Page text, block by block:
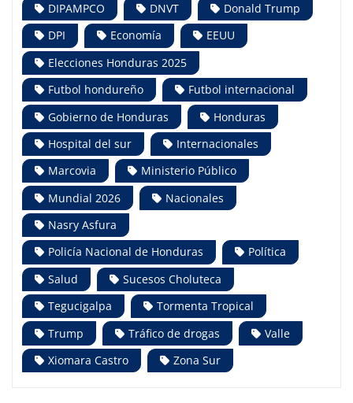
DIPAMPCO
DNVT
Donald Trump
DPI
Economía
EEUU
Elecciones Honduras 2025
Futbol hondureño
Futbol internacional
Gobierno de Honduras
Honduras
Hospital del sur
Internacionales
Marcovia
Ministerio Público
Mundial 2026
Nacionales
Nasry Asfura
Policía Nacional de Honduras
Política
Salud
Sucesos Choluteca
Tegucigalpa
Tormenta Tropical
Trump
Tráfico de drogas
Valle
Xiomara Castro
Zona Sur